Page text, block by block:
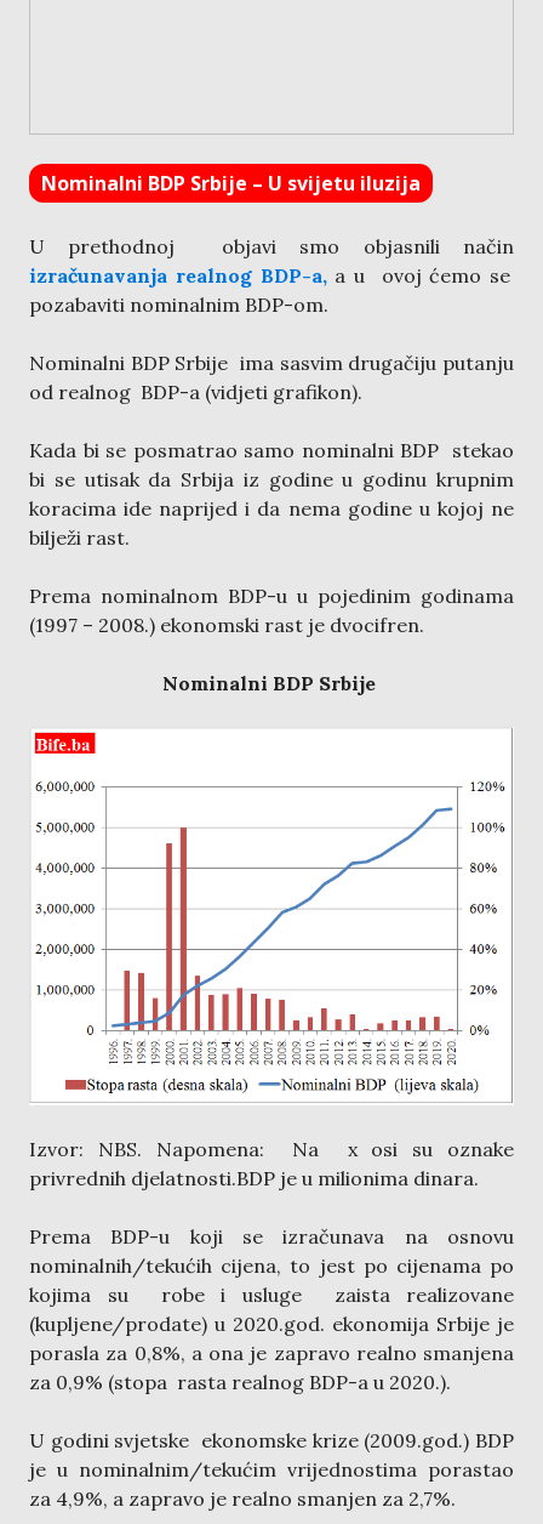
Nominalni BDP Srbije – U svijetu iluzija
U prethodnoj objavi smo objasnili način
izračunavanja realnog BDP-a,a u ovoj ćemo se
pozabaviti nominalnim BDP-om.
Nominalni BDP Srbije ima sasvim drugačiju putanju
od realnog BDP-a (vidjeti grafikon).
Kada bi se posmatrao samo nominalni BDP stekao
bi se utisak da Srbija iz godine u godinu krupnim
koracima ide naprijed i da nema godine u kojoj ne
bilježi rast.
Prema nominalnom BDP-u u pojedinim godinama
(1997 – 2008.) ekonomski rast je dvocifren.
Nominalni BDP Srbije
Izvor: NBS. Napomena: Na x osi su oznake
privrednih djelatnosti.BDP je u milionima dinara.
Prema BDP-u koji se izračunava na osnovu
nominalnih/tekućih cijena, to jest po cijenama po
kojima su robe i usluge zaista realizovane
(kupljene/prodate) u 2020.god. ekonomija Srbije je
porasla za 0,8%, a ona je zapravo realno smanjena
za 0,9% (stopa rasta realnog BDP-a u 2020.).
U godini svjetske ekonomske krize (2009.god.) BDP
je u nominalnim/tekućim vrijednostima porastao
za 4,9%, a zapravo je realno smanjen za 2,7%.